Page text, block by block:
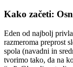
Kako začeti:
Eden od najbolj
razmeroma preprost
spola (navadni in
tvorimo tako, da na